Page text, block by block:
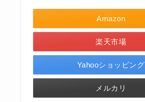
Amazon
楽天市場
Yahooショッピング
メルカリ